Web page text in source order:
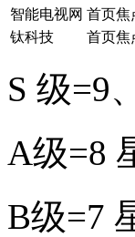
智能电视网 首页焦
钛科技
首页焦
S 级=9
A级=8
B级=7